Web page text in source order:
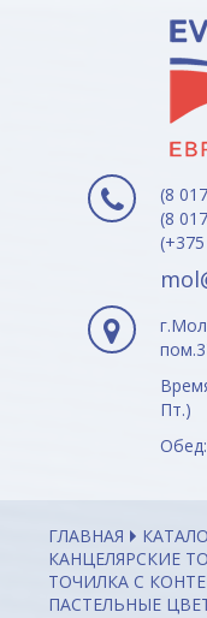
(8
(8
Пт.)
ГЛАВНАЯ
КАНЦЕЛЯРСКИЕ
ТОЧИЛКА С
ПАСТЕЛЬНЫЕ